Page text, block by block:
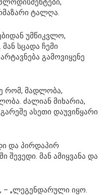
ტალღა.
უმწიკვლო,
სცადა ჩემი
გამოვიყენე
რომ, მადლობა,
ძალიან მიხარია,
ასეთი დაუვიწყარი
და პირდაპირ
მან ამიყვანა და
– „ლეგენდარული იყო.